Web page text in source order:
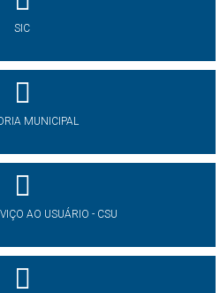
SIC
MUNICIPAL
AO USUÁRIO - CSU